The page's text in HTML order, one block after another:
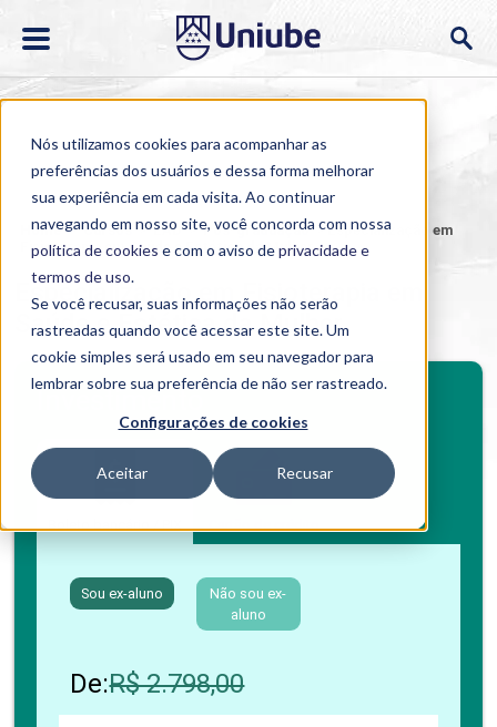
Nós utilizamos cookies para acompanhar as
preferências dos usuários e dessa forma melhorar
sua experiência em cada visita. Ao continuar
navegando em nosso site, você concorda com nossa
política de cookies e com o aviso deprivacidade e
termos de uso.
Se você recusar, suas informações não serão
rastreadas quando você acessar este site. Um
cookie simples será usado em seu navegador para
lembrar sobre sua preferência de não ser rastreado.
Configurações de cookies
Aceitar Recusar
Home > Cursos > EAD > Pós-graduação >Especialização em
Fisioterapia em Saúde e Estética da Mulher
Especialização em Fisioterapia em
Saúde e Estética da Mulher
Investimento
Boleto bancário / PIX Cartão de crédito
Sou ex-aluno
Não sou ex-
aluno
De:R$ 2.798,00
BENEFÍCIOS
Benefícios pós-graduação